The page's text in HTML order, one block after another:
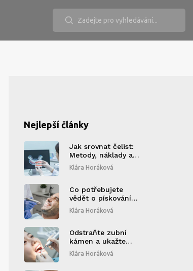
Nejlepší články
Jak srovnat čelist:
Metody, náklady a
co očekávat v roce
2026
Klára Horáková
Co potřebujete
vědět o pískování
zubů - praktický
průvodce
Klára Horáková
Odstraňte zubní
kámen a ukažte
svůj nejlepší úsměv:
Praktický návod bez
Klára Horáková